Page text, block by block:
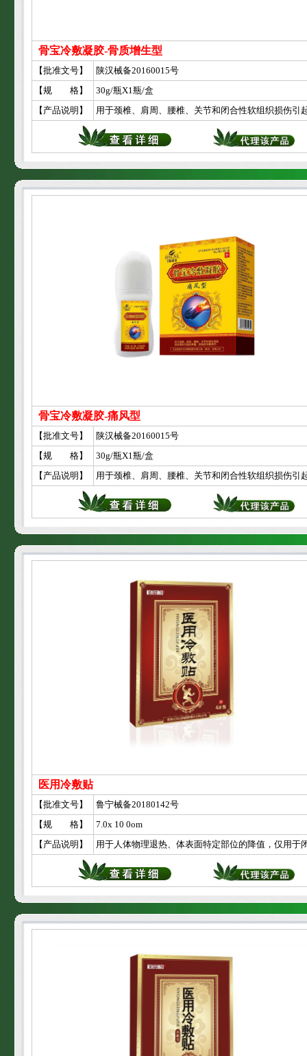
骨宝冷敷凝胶-骨质增生型
【批准文号】
陕汉械备20160015号
【规 格】
30g/瓶X1瓶/盒
【产品说明】
骨宝冷敷凝胶-痛风型
【批准文号】
陕汉械备20160015号
【规 格】
30g/瓶X1瓶/盒
【产品说明】
医用冷敷贴
【批准文号】
鲁宁械备20180142号
【规 格】
7.0x 10 0om
【产品说明】